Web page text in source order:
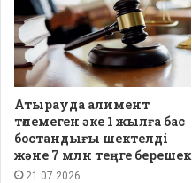
Атырауда алимент
төлемеген әке 1 жылға бас
бостандығы шектелді
және 7 млн теңге берешек
21.07.2026